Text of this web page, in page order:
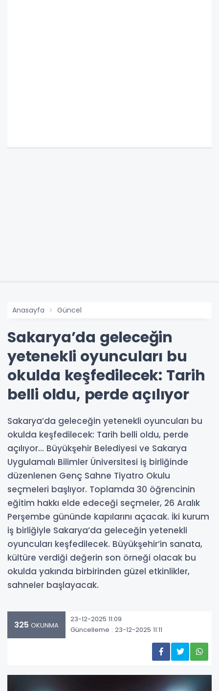
Anasayfa Güncel
Sakarya’da geleceğin
yetenekli oyuncuları bu
okulda keşfedilecek: Tarih
belli oldu, perde açılıyor
Sakarya’da geleceğin yetenekli oyuncuları bu
okulda keşfedilecek: Tarih belli oldu, perde
açılıyor… Büyükşehir Belediyesi ve Sakarya
Uygulamalı Bilimler Üniversitesi iş birliğinde
düzenlenen Genç Sahne Tiyatro Okulu
seçmeleri başlıyor. Toplamda 30 öğrencinin
eğitim hakkı elde edeceği seçmeler, 26 Aralık
Perşembe gününde kapılarını açacak. İki kurum
iş birliğiyle Sakarya’da geleceğin yetenekli
oyuncuları keşfedilecek. Büyükşehir’in sanata,
kültüre verdiği değerin son örneği olacak bu
okulda yakında birbirinden güzel etkinlikler,
sahneler başlayacak.
325 OKUNMA
23-12-2025 11:09
Güncelleme : 23-12-2025 11:11